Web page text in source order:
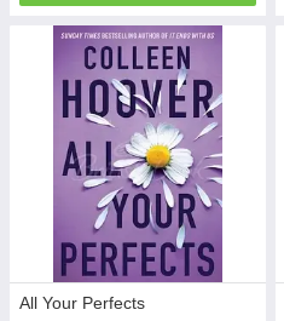
All Your Perfects